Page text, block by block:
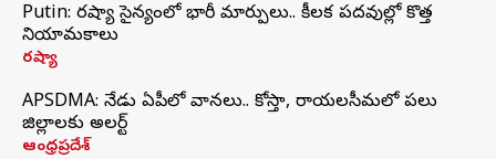
Putin: రష్యా సైన్యంలో భారీ మార్పులు.. కీలక పదవుల్లో కొత్త
నియామకాలు
రష్యా
APSDMA: నేడు ఏపీలో వానలు.. కోస్తా, రాయలసీమలో పలు
జిల్లాలకు అలర్ట్
ఆంధ్రప్రదేశ్